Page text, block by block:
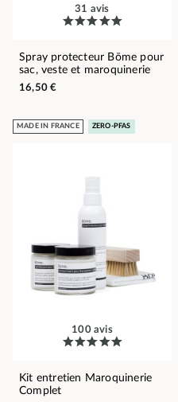
31 avis
Spray protecteur Bōme pour
sac, veste et maroquinerie
16,50 €
MADE IN FRANCE ZERO-PFAS
100 avis
Kit entretien Maroquinerie
Complet